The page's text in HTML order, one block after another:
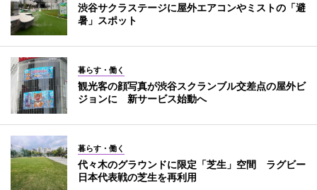
渋谷サクラステージに屋外エアコンやミストの「避
暑」スポット
暮らす・働く
観光客の顔写真が渋谷スクランブル交差点の屋外ビ
ジョンに 新サービス始動へ
暮らす・働く
代々木のグラウンドに限定「芝生」空間 ラグビー
日本代表戦の芝生を再利用